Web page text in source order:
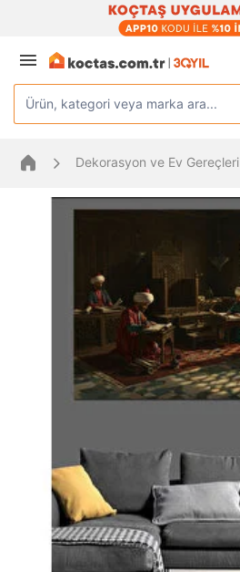
Ürün, kategori veya marka ara...
Dekorasyon ve Ev Gereçleri